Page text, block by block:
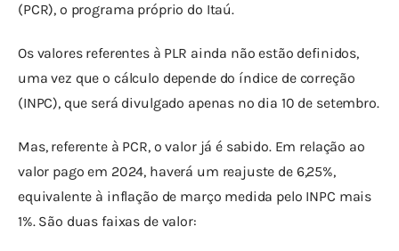
(PCR), o programa próprio do Itaú.
Os valores referentes à PLR ainda não estão definidos,
uma vez que o cálculo depende do índice de correção
(INPC), que será divulgado apenas no dia 10 de setembro.
Mas, referente à PCR, o valor já é sabido. Em relação ao
valor pago em 2024, haverá um reajuste de 6,25%,
equivalente à inflação de março medida pelo INPC mais
1%. São duas faixas de valor: